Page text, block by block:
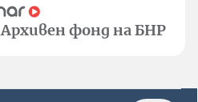
Архивен фонд на БНР